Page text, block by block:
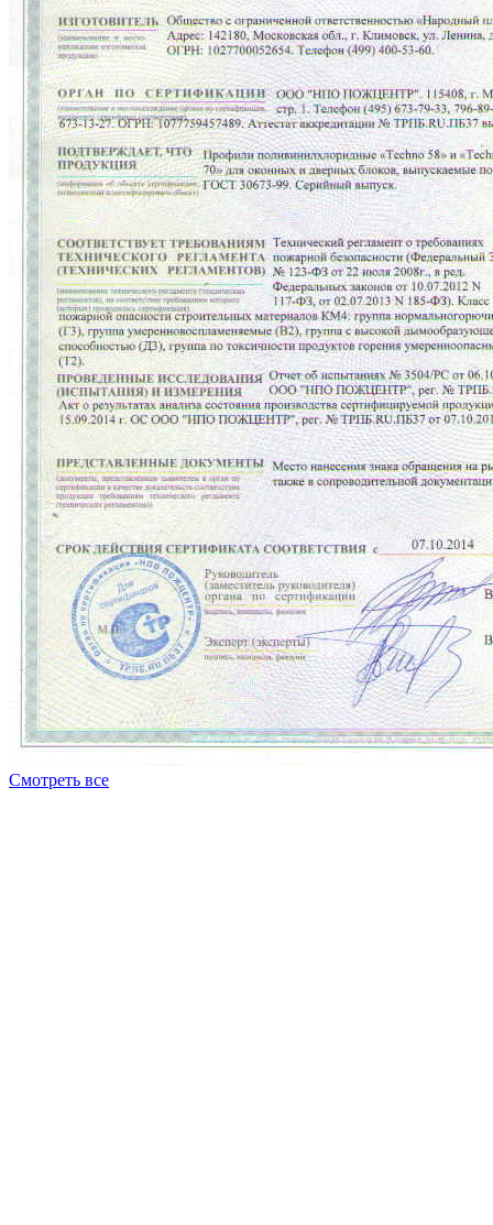
Смотреть все